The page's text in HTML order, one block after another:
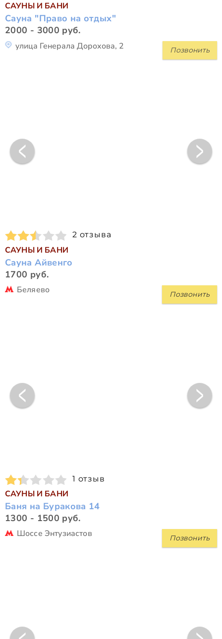
САУНЫ И БАНИ
Сауна "Право на отдых"
2000 - 3000 руб.
Позвонить
улица Генерала Дорохова, 2
2 отзыва
САУНЫ И БАНИ
Сауна Айвенго
1700 руб.
Позвонить
Беляево
1 отзыв
САУНЫ И БАНИ
Баня на Буракова 14
1300 - 1500 руб.
Позвонить
Шоссе Энтузиастов